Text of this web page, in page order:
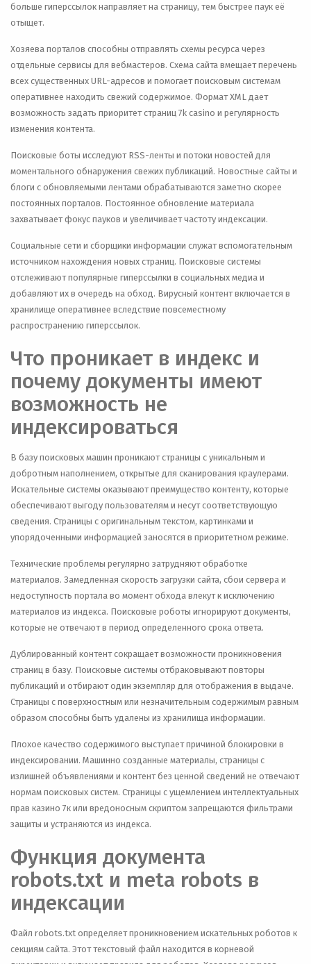
больше гиперссылок направляет на страницу, тем быстрее паук её
отыщет.
Хозяева порталов способны отправлять схемы ресурса через
отдельные сервисы для вебмастеров. Схема сайта вмещает перечень
всех существенных URL-адресов и помогает поисковым системам
оперативнее находить свежий содержимое. Формат XML дает
возможность задать приоритет страниц 7k casino и регулярность
изменения контента.
Поисковые боты исследуют RSS-ленты и потоки новостей для
моментального обнаружения свежих публикаций. Новостные сайты и
блоги с обновляемыми лентами обрабатываются заметно скорее
постоянных порталов. Постоянное обновление материала
захватывает фокус пауков и увеличивает частоту индексации.
Социальные сети и сборщики информации служат вспомогательным
источником нахождения новых страниц. Поисковые системы
отслеживают популярные гиперссылки в социальных медиа и
добавляют их в очередь на обход. Вирусный контент включается в
хранилище оперативнее вследствие повсеместному
распространению гиперссылок.
Что проникает в индекс и
почему документы имеют
возможность не
индексироваться
В базу поисковых машин проникают страницы с уникальным и
добротным наполнением, открытые для сканирования краулерами.
Искательные системы оказывают преимущество контенту, которые
обеспечивают выгоду пользователям и несут соответствующую
сведения. Страницы с оригинальным текстом, картинками и
упорядоченными информацией заносятся в приоритетном режиме.
Технические проблемы регулярно затрудняют обработке
материалов. Замедленная скорость загрузки сайта, сбои сервера и
недоступность портала во момент обхода влекут к исключению
материалов из индекса. Поисковые роботы игнорируют документы,
которые не отвечают в период определенного срока ответа.
Дублированный контент сокращает возможности проникновения
страниц в базу. Поисковые системы отбраковывают повторы
публикаций и отбирают один экземпляр для отображения в выдаче.
Страницы с поверхностным или незначительным содержимым равным
образом способны быть удалены из хранилища информации.
Плохое качество содержимого выступает причиной блокировки в
индексировании. Машинно созданные материалы, страницы с
излишней объявлениями и контент без ценной сведений не отвечают
нормам поисковых систем. Страницы с ущемлением интеллектуальных
прав казино 7к или вредоносным скриптом запрещаются фильтрами
защиты и устраняются из индекса.
Функция документа
robots.txt и meta robots в
индексации
Файл robots.txt определяет проникновением искательных роботов к
секциям сайта. Этот текстовый файл находится в корневой